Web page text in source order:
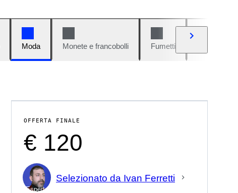
Moda Monete e francobolli Fumetti
OFFERTA FINALE
€ 120
Esperto
Selezionato da Ivan Ferretti